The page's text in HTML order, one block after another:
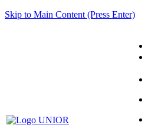
Skip to Main Content (Press Enter)